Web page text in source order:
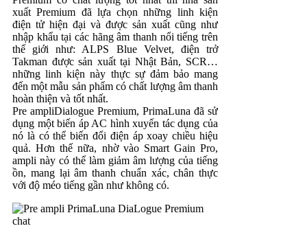
xuất Premium đã lựa chọn những linh kiện
điện tử hiện đại và được sản xuất cũng như
nhập khẩu tại các hãng âm thanh nổi tiếng trên
thế giới như: ALPS Blue Velvet, điện trở
Takman được sản xuất tại Nhật Bản, SCR…
những linh kiện này thực sự đảm bảo mang
đến một mẫu sản phẩm có chất lượng âm thanh
hoàn thiện và tốt nhất.
Pre ampliDialogue Premium, PrimaLuna đã sử
dụng một biến áp AC hình xuyến tác dụng của
nó là có thể biến đổi điện áp xoay chiều hiệu
quả. Hơn thế nữa, nhờ vào Smart Gain Pro,
ampli này có thể làm giảm âm lượng của tiếng
ồn, mang lại âm thanh chuẩn xác, chân thực
với độ méo tiếng gần như không có.